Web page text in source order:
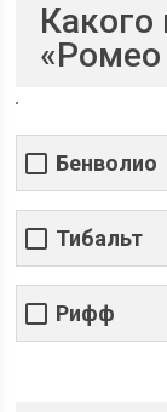
Какого
Бенволио
Тибальт
Рифф